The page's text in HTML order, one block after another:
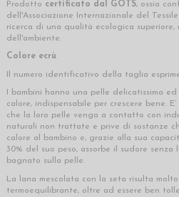
Prodotto certificato dal GOTS, ossia
dell'Associazione Internazionale del
ricerca di una qualità ecologica
dell'ambiente.
Colore ecrù.
Il numero identificativo della taglia
I bambini hanno una pelle delicatissima
calore, indispensabile per crescere bene.
che la loro pelle venga a contatto con
naturali non trattate e prive di sostanze
calore al bambino e, grazie alla sua
30% del suo peso, assorbe il sudore senza
bagnato sulla pelle.
La lana mescolata con la seta risulta
termoequilibrante, oltre ad essere ben